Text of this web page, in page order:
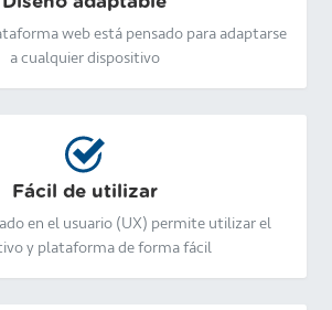
web está pensado para adaptarse
a cualquier dispositivo
Fácil de utilizar
en el usuario (UX) permite utilizar el
y plataforma de forma fácil